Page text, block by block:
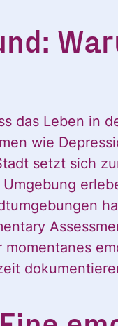
das Leben in
wie
setzt sich
momentanes